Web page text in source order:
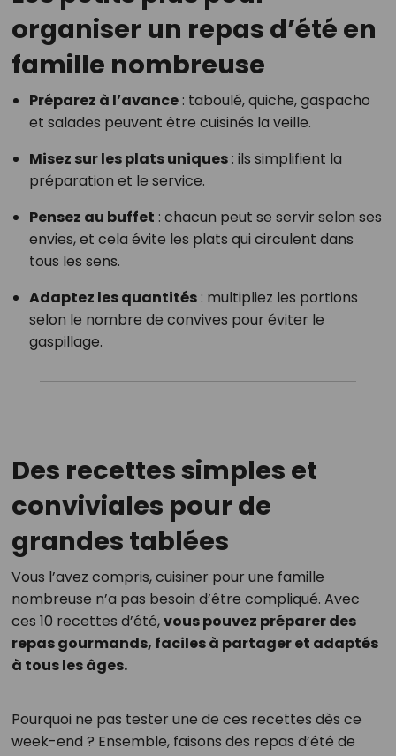
organiser un repas d’été en
famille nombreuse
Préparez à l’avance: taboulé, quiche, gaspacho
et salades peuvent être cuisinés la veille.
Misez sur les plats uniques: ils simplifient la
préparation et le service.
Pensez au buffet : chacun peut se servir selon ses
envies, et cela évite les plats qui circulent dans
tous les sens.
Adaptez les quantités: multipliez les portions
selon le nombre de convives pour éviter le
gaspillage.
Des recettes simples et
conviviales pour de
grandes tablées
Vous l’avez compris, cuisiner pour une famille
nombreuse n’a pas besoin d’être compliqué. Avec
ces 10 recettes d’été,vous pouvez préparer des
repas gourmands, faciles à partager et adaptés
à tous les âges.
Pourquoi ne pas tester une de ces recettes dès ce
week-end ? Ensemble, faisons des repas d’été de